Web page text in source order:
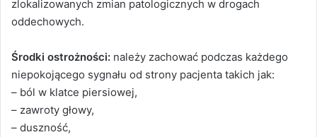
zlokalizowanych zmian patologicznych w drogach
oddechowych.
Środki ostrożności: należy zachować podczas każdego
niepokojącego sygnału od strony pacjenta takich jak:
– ból w klatce piersiowej,
– zawroty głowy,
– duszność,